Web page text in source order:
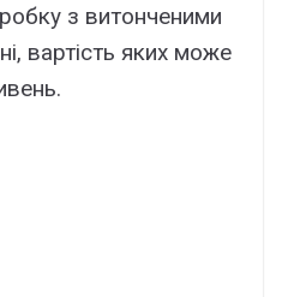
з витонченими
вартість яких може